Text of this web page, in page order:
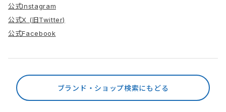
公式Instagram
公式X (旧Twitter)
公式Facebook
ブランド・ショップ検索にもどる